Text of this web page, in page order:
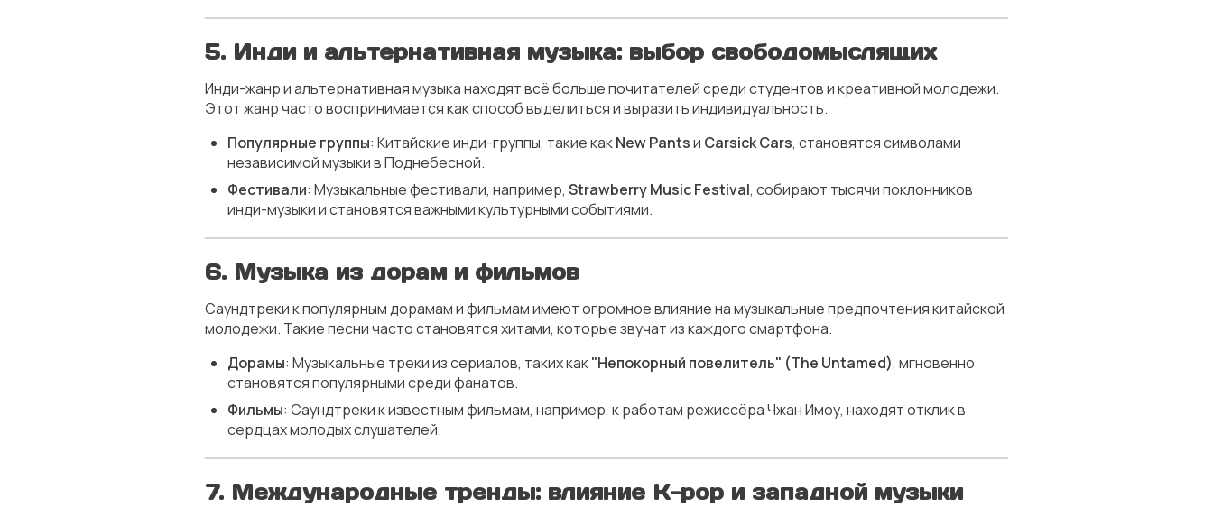
5. Инди и альтернативная музыка: выбор свободомыслящих
Инди-жанр и альтернативная музыка находят всё больше почитателей среди студентов и креативной молодежи.
Этот жанр часто воспринимается как способ выделиться и выразить индивидуальность.
Популярные группы: Китайские инди-группы, такие какNew Pantsи Carsick Cars, становятся символами
независимой музыки в Поднебесной.
Фестивали: Музыкальные фестивали, например, Strawberry Music Festival, собирают тысячи поклонников
инди-музыки и становятся важными культурными событиями.
6. Музыка из дорам и фильмов
Саундтреки к популярным дорамам и фильмам имеют огромное влияние на музыкальные предпочтения китайской
молодежи. Такие песни часто становятся хитами, которые звучат из каждого смартфона.
Дорамы: Музыкальные треки из сериалов, таких как"Непокорный повелитель" (The Untamed), мгновенно
становятся популярными среди фанатов.
Фильмы: Саундтреки к известным фильмам, например, к работам режиссёра Чжан Имоу, находят отклик в
сердцах молодых слушателей.
7. Международные тренды: влияние K-pop и западной музыки